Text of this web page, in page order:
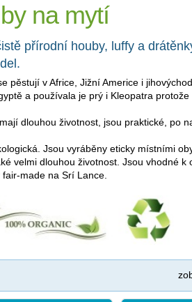
na mytí
přírodní houby, luffy a
pěstují v Africe, Jižní Americe i
a používala je prý i Kleopatra
dlouhou životnost, jsou praktické, po
Jsou vyráběny eticky místními
velmi dlouhou životnost. Jsou vhodné k
made na Srí Lance.